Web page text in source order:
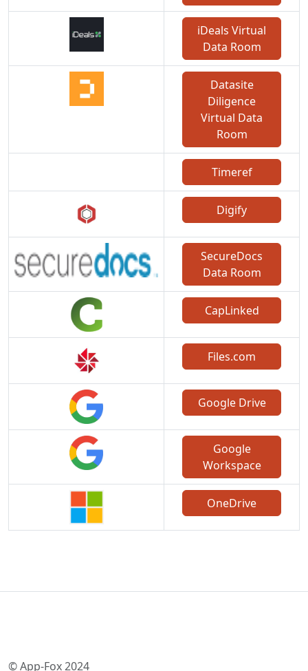
iDeals Virtual
Data Room
Datasite
Diligence
Virtual Data
Room
Timeref
Digify
SecureDocs
Data Room
CapLinked
Files.com
Google Drive
Google
Workspace
OneDrive
© App-Fox 2024